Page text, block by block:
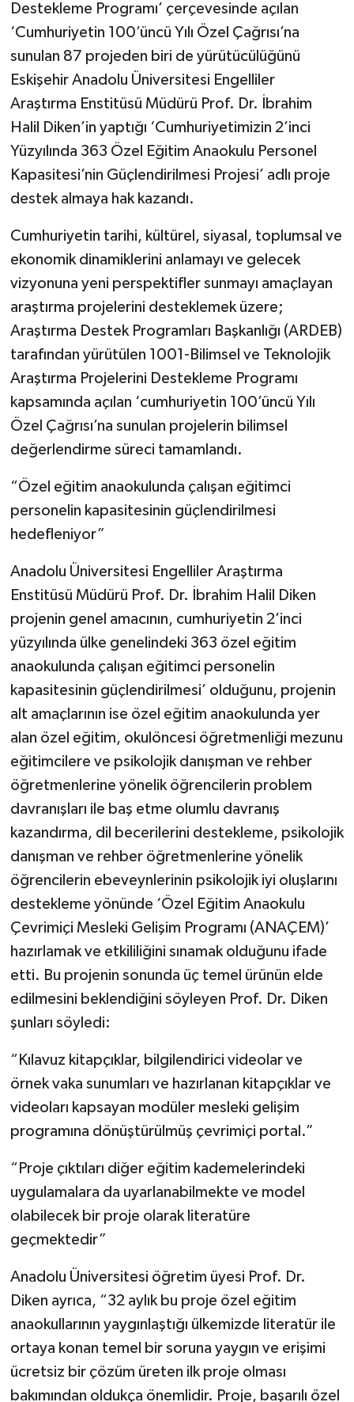
Destekleme Programı’ çerçevesinde açılan
‘Cumhuriyetin 100’üncü Yılı Özel Çağrısı’na
sunulan 87 projeden biri de yürütücülüğünü
Eskişehir Anadolu Üniversitesi Engelliler
Araştırma Enstitüsü Müdürü Prof. Dr. İbrahim
Halil Diken’in yaptığı ‘Cumhuriyetimizin 2’inci
Yüzyılında 363 Özel Eğitim Anaokulu Personel
Kapasitesi’nin Güçlendirilmesi Projesi’ adlı proje
destek almaya hak kazandı.
Cumhuriyetin tarihi, kültürel, siyasal, toplumsal ve
ekonomik dinamiklerini anlamayı ve gelecek
vizyonuna yeni perspektifler sunmayı amaçlayan
araştırma projelerini desteklemek üzere;
Araştırma Destek Programları Başkanlığı (ARDEB)
tarafından yürütülen 1001-Bilimsel ve Teknolojik
Araştırma Projelerini Destekleme Programı
kapsamında açılan ‘cumhuriyetin 100’üncü Yılı
Özel Çağrısı’na sunulan projelerin bilimsel
değerlendirme süreci tamamlandı.
“Özel eğitim anaokulunda çalışan eğitimci
personelin kapasitesinin güçlendirilmesi
hedefleniyor”
Anadolu Üniversitesi Engelliler Araştırma
Enstitüsü Müdürü Prof. Dr. İbrahim Halil Diken
projenin genel amacının, cumhuriyetin 2’inci
yüzyılında ülke genelindeki 363 özel eğitim
anaokulunda çalışan eğitimci personelin
kapasitesinin güçlendirilmesi’ olduğunu, projenin
alt amaçlarının ise özel eğitim anaokulunda yer
alan özel eğitim, okulöncesi öğretmenliği mezunu
eğitimcilere ve psikolojik danışman ve rehber
öğretmenlerine yönelik öğrencilerin problem
davranışları ile baş etme olumlu davranış
kazandırma, dil becerilerini destekleme, psikolojik
danışman ve rehber öğretmenlerine yönelik
öğrencilerin ebeveynlerinin psikolojik iyi oluşlarını
destekleme yönünde ‘Özel Eğitim Anaokulu
Çevrimiçi Mesleki Gelişim Programı (ANAÇEM)’
hazırlamak ve etkililiğini sınamak olduğunu ifade
etti. Bu projenin sonunda üç temel ürünün elde
edilmesini beklendiğini söyleyen Prof. Dr. Diken
şunları söyledi:
“Kılavuz kitapçıklar, bilgilendirici videolar ve
örnek vaka sunumları ve hazırlanan kitapçıklar ve
videoları kapsayan modüler mesleki gelişim
programına dönüştürülmüş çevrimiçi portal.”
“Proje çıktıları diğer eğitim kademelerindeki
uygulamalara da uyarlanabilmekte ve model
olabilecek bir proje olarak literatüre
geçmektedir”
Anadolu Üniversitesi öğretim üyesi Prof. Dr.
Diken ayrıca, “32 aylık bu proje özel eğitim
anaokullarının yaygınlaştığı ülkemizde literatür ile
ortaya konan temel bir soruna yaygın ve erişimi
ücretsiz bir çözüm üreten ilk proje olması
bakımından oldukça önemlidir. Proje, başarılı özel